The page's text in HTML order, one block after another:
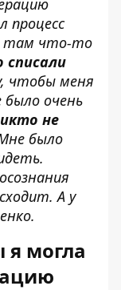
процесс
там что-то
списали
чтобы меня
очень
не
было
А у
могла